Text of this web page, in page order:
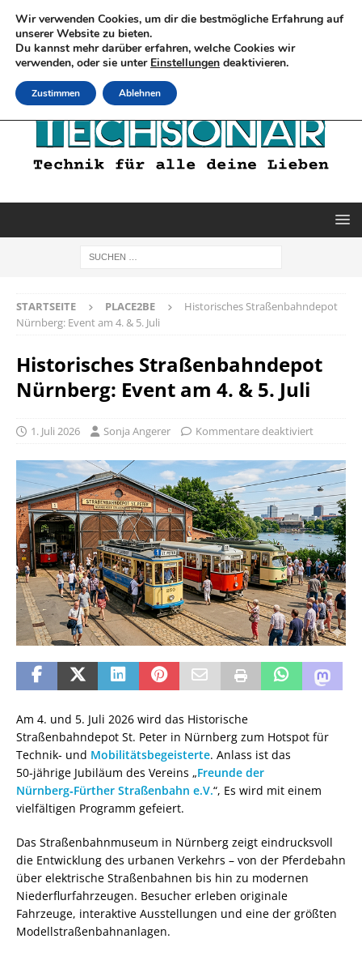
STARTSEITE PLACE2BE
Historisches Straßenbahndepot
Nürnberg: Event am 4. & 5. Juli
Historisches Straßenbahndepot
Nürnberg: Event am 4. & 5. Juli
1. Juli 2026 Sonja Angerer Kommentare deaktiviert
Am 4. und 5. Juli 2026 wird das Historische
Straßenbahndepot St. Peter in Nürnberg zum Hotspot für
Technik‑ und Mobilitätsbegeisterte. Anlass ist das
50‑jährige Jubiläum des Vereins „Freunde der
Nürnberg‑Fürther Straßenbahn e.V.“, Es wird mit einem
vielfältigen Programm gefeiert.
Das Straßenbahnmuseum in Nürnberg zeigt eindrucksvoll
die Entwicklung des urbanen Verkehrs – von der Pferdebahn
über elektrische Straßenbahnen bis hin zu modernen
Niederflurfahrzeugen. Besucher erleben originale
Fahrzeuge, interaktive Ausstellungen und eine der größten
Modellstraßenbahnanlagen.
Wir verwenden Cookies, um dir die bestmögliche Erfahrung auf
unserer Website zu bieten.
Du kannst mehr darüber erfahren, welche Cookies wir
verwenden, oder sie unter Einstellungen deaktivieren.
Zustimmen Ablehnen